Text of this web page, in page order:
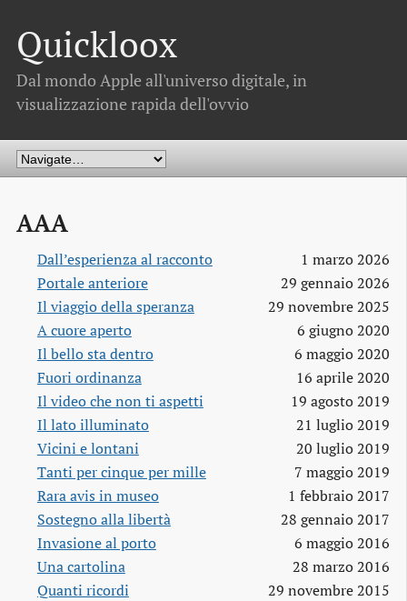
Quickloox
Dal mondo Apple all'universo digitale, in
visualizzazione rapida dell'ovvio
AAA
Dall’esperienza al racconto
1 marzo 2026
Portale anteriore
29 gennaio 2026
Il viaggio della speranza
29 novembre 2025
A cuore aperto
6 giugno 2020
Il bello sta dentro
6 maggio 2020
Fuori ordinanza
16 aprile 2020
Il video che non ti aspetti
19 agosto 2019
Il lato illuminato
21 luglio 2019
Vicini e lontani
20 luglio 2019
Tanti per cinque per mille
7 maggio 2019
Rara avis in museo
1 febbraio 2017
Sostegno alla libertà
28 gennaio 2017
Invasione al porto
6 maggio 2016
Una cartolina
28 marzo 2016
Quanti ricordi
29 novembre 2015